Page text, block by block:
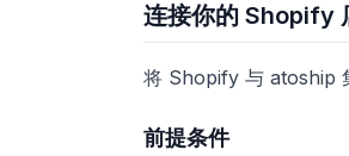
连接你的 Shopify
将 Shopify 与 atoship
前提条件